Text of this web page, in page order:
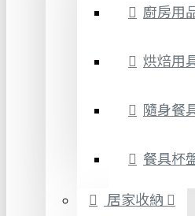
廚房用
烘焙用
隨身餐
餐具杯
居家收納